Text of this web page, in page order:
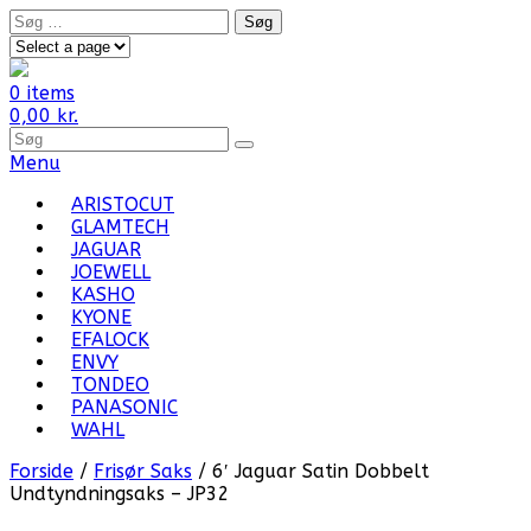
Skip
to
content
Søg
efter:
0 items
0,00 kr.
Search
for
Menu
ARISTOCUT
GLAMTECH
JAGUAR
JOEWELL
KASHO
KYONE
EFALOCK
ENVY
TONDEO
PANASONIC
WAHL
Forside / Frisør Saks / 6′ Jaguar Satin Dobbelt
Undtyndningsaks – JP32